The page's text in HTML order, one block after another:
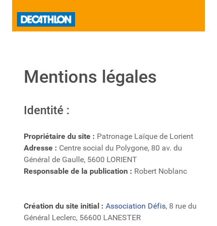
Mentions légales
Identité :
Propriétaire du site : Patronage Laïque de Lorient
Adresse : Centre social du Polygone, 80 av. du
Général de Gaulle, 5600 LORIENT
Responsable de la publication : Robert Noblanc
Création du site initial : Association Défis, 8 rue du
Général Leclerc, 56600 LANESTER